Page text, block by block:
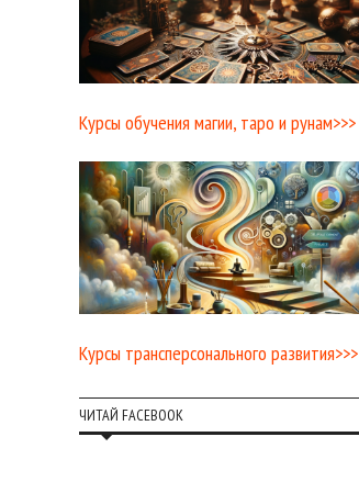
Курсы обучения магии, таро и рунам>>>
Курсы трансперсонального развития>>>
ЧИТАЙ FACEBOOK